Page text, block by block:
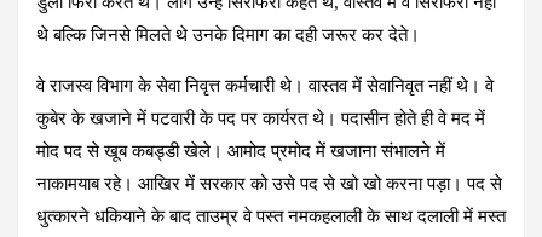
थे बल्कि जिनसे मिलते थे उनके दिमाग का दही जरूर कर देते।
वे राजस्व विभाग के सेवा निवृत्त कर्मचारी थे। वास्तव में सेवानिवृत नहीं थे। वे
कुबेर के खजाने में पटवारी के पद पर कार्यरत थे। पदासीन होते ही वे मद में
मोद पद से खूब कबड्डी खेले। आमोद प्रमोद में खजाना संभालने में
नाकामयाब रहे। आखिर में सरकार को उसे पद से खो खो करना पड़ा। पद से
धुत्कारने धकियाने के बाद ताउम्र वे पस्त नमकहलाली के साथ दलाली में मस्त